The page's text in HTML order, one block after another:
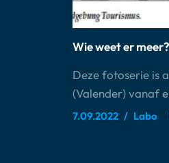
Wie weet er meer?
Deze fotoserie is
(Valender) vanaf
7.09.2022 Labo